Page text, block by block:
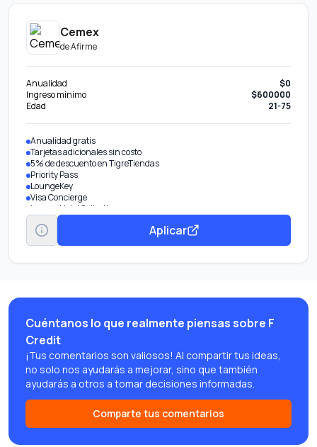
Cemex
deAfirme
Anualidad
$0
Ingreso mínimo
$600000
Edad
21-75
Anualidad gratis
Tarjetas adicionales sin costo
5% de descuento en TigreTiendas
Priority Pass
LoungeKey
Visa Concierge
Luxury Hotel Collection
Transporte gratuito al Aeropuerto CDMX
Meses Sin Intereses
Servicios Visa Infinite
Aplicar
Cuéntanos lo que realmente piensas sobre F
Credit
¡Tus comentarios son valiosos! Al compartir tus ideas,
no solo nos ayudarás a mejorar, sino que también
ayudarás a otros a tomar decisiones informadas.
Comparte tus comentarios